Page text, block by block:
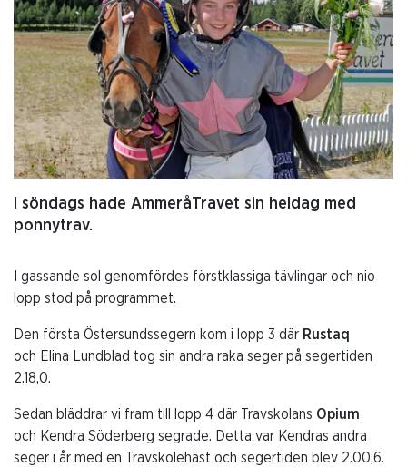
I söndags hade AmmeråTravet sin heldag med
ponnytrav.
I gassande sol genomfördes förstklassiga tävlingar och nio
lopp stod på programmet.
Den första Östersundssegern kom i lopp 3 där Rustaq
och Elina Lundblad tog sin andra raka seger på segertiden
2.18,0.
Sedan bläddrar vi fram till lopp 4 där Travskolans Opium
och Kendra Söderberg segrade. Detta var Kendras andra
seger i år med en Travskolehäst och segertiden blev 2.00,6.